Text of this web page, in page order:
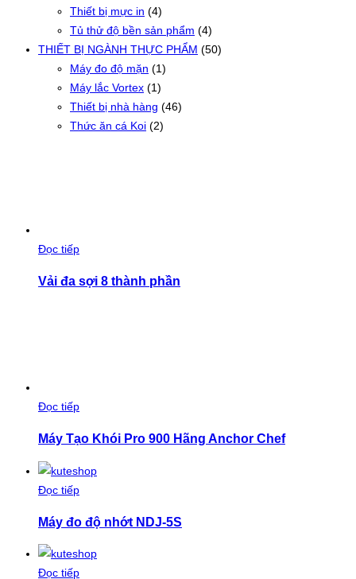
Thiết bị mực in (4)
Tủ thử độ bền sản phẩm (4)
THIẾT BỊ NGÀNH THỰC PHẨM (50)
Máy đo độ mặn (1)
Máy lắc Vortex (1)
Thiết bị nhà hàng (46)
Thức ăn cá Koi (2)
Đọc tiếp
Vải đa sợi 8 thành phần
Đọc tiếp
Máy Tạo Khói Pro 900 Hãng Anchor Chef
Đọc tiếp
Máy đo độ nhớt NDJ-5S
Đọc tiếp